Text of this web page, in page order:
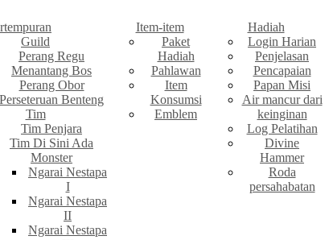
Guild
Perang Regu
Menantang Bos
Perang Obor
Perseteruan Benteng
Tim
Tim Penjara
Tim Di Sini Ada
Monster
Ngarai Nestapa
I
Ngarai Nestapa
II
Ngarai Nestapa
Item-item
Paket
Hadiah
Pahlawan
Item
Konsumsi
Emblem
Hadiah
Login Harian
Penjelasan
Pencapaian
Papan Misi
Air mancur dari
keinginan
Log Pelatihan
Divine
Hammer
Roda
persahabatan